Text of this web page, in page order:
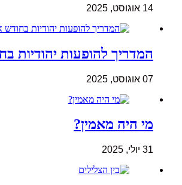
14 אוגוסט, 2025
המדריך להופעות יהודיות
07 אוגוסט, 2025
מי היה מאמין?
31 יולי, 2025